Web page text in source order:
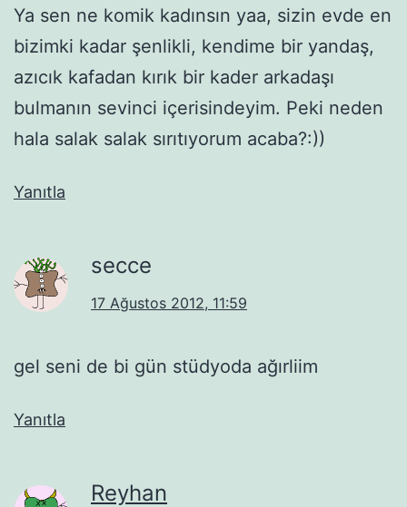
Ya sen ne komik kadınsın yaa, sizin evde en
bizimki kadar şenlikli, kendime bir yandaş,
azıcık kafadan kırık bir kader arkadaşı
bulmanın sevinci içerisindeyim. Peki neden
hala salak salak sırıtıyorum acaba?:))
Yanıtla
secce
17 Ağustos 2012, 11:59
gel seni de bi gün stüdyoda ağırliim
Yanıtla
Reyhan